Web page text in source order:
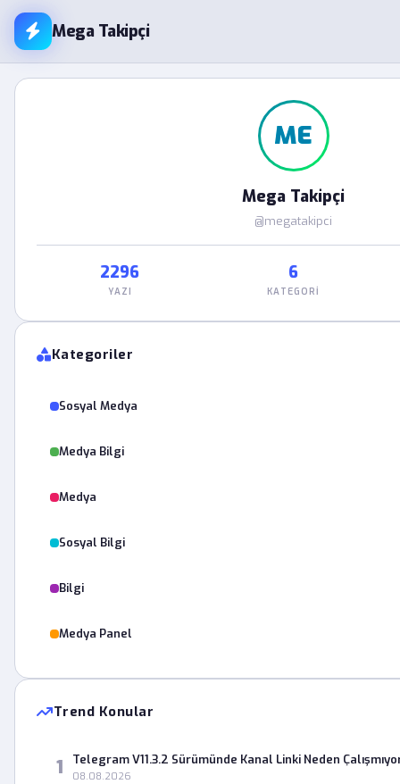
Mega Takipçi
ME
Mega Takipçi
@megatakipci
2296
YAZI
6
KATEGORI
Kategoriler
Sosyal Medya
Medya Bilgi
Medya
Sosyal Bilgi
Bilgi
Medya Panel
Trend Konular
1 Telegram V11.3.2 Sürümünde Kanal Linki Neden
08.08.2026